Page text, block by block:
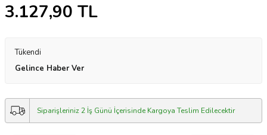
3.127,90 TL
Tükendi
Gelince Haber Ver
Siparişleriniz 2 İş Günü İçerisinde Kargoya Teslim Edilecektir